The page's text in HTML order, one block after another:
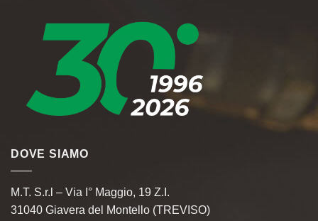
DOVE SIAMO
M.T. S.r.l – Via I° Maggio, 19 Z.I.
31040 Giavera del Montello (TREVISO)